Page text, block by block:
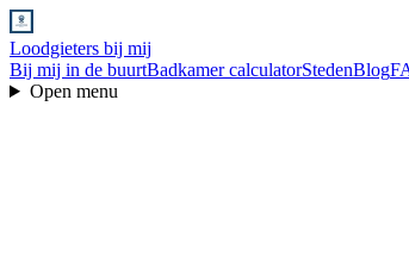
Loodgieters bij mij
Bij mij in de buurtBadkamer calculatorStedenBlog
Open menu